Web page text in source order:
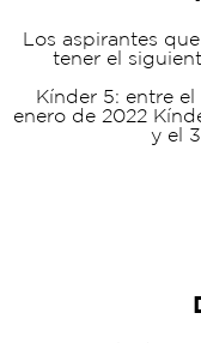
Los aspirantes
tener el
Kínder 5: entre
enero de 2022
y el